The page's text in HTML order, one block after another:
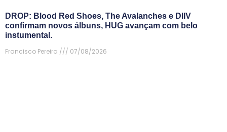
DROP: Blood Red Shoes, The Avalanches e DIIV
confirmam novos álbuns, HUG avançam com belo
instumental.
Francisco Pereira
07/08/2026